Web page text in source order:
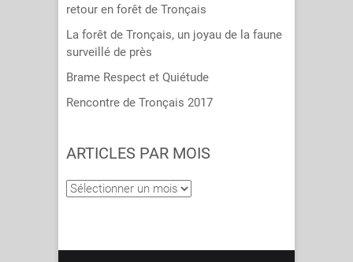
retour en forêt de Tronçais
La forêt de Tronçais, un joyau de la faune
surveillé de près
Brame Respect et Quiétude
Rencontre de Tronçais 2017
ARTICLES PAR MOIS
Articles